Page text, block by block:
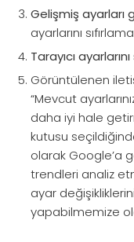
Gelişmiş ayarları
ayarlarını
Tarayıcı ayarlarını
Görüntülenen
“Mevcut
daha iyi hale
kutusu
olarak Google’a
trendleri analiz
ayar
yapabilmemize